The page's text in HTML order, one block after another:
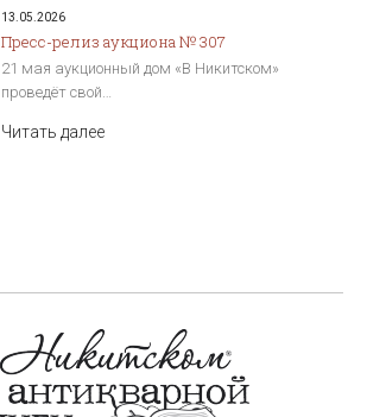
13.05.2026
Пресс-релиз аукциона № 307
21 мая аукционный дом «В Никитском»
проведёт свой…
Читать далее